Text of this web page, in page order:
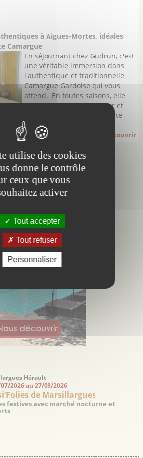
à Aigues-Mortes, idéales
Camargue
En séjournant chez Gudrun, c'est
une véritable immersion dans
l'authentique et traditionnelle
Camargue Gardoise qui vous
attend. En toutes saisons, elle
vous accueille avec chaleur et
simplicité dans sa charmante
petite ...
Découvrir
Hérault
2026 au 27/08/2026
de Marsillargues
festives avec marché nocturne et
utilise des cookies
donne le contrôle
ceux que vous
activer
Tout accepter
Tout refuser
Personnaliser